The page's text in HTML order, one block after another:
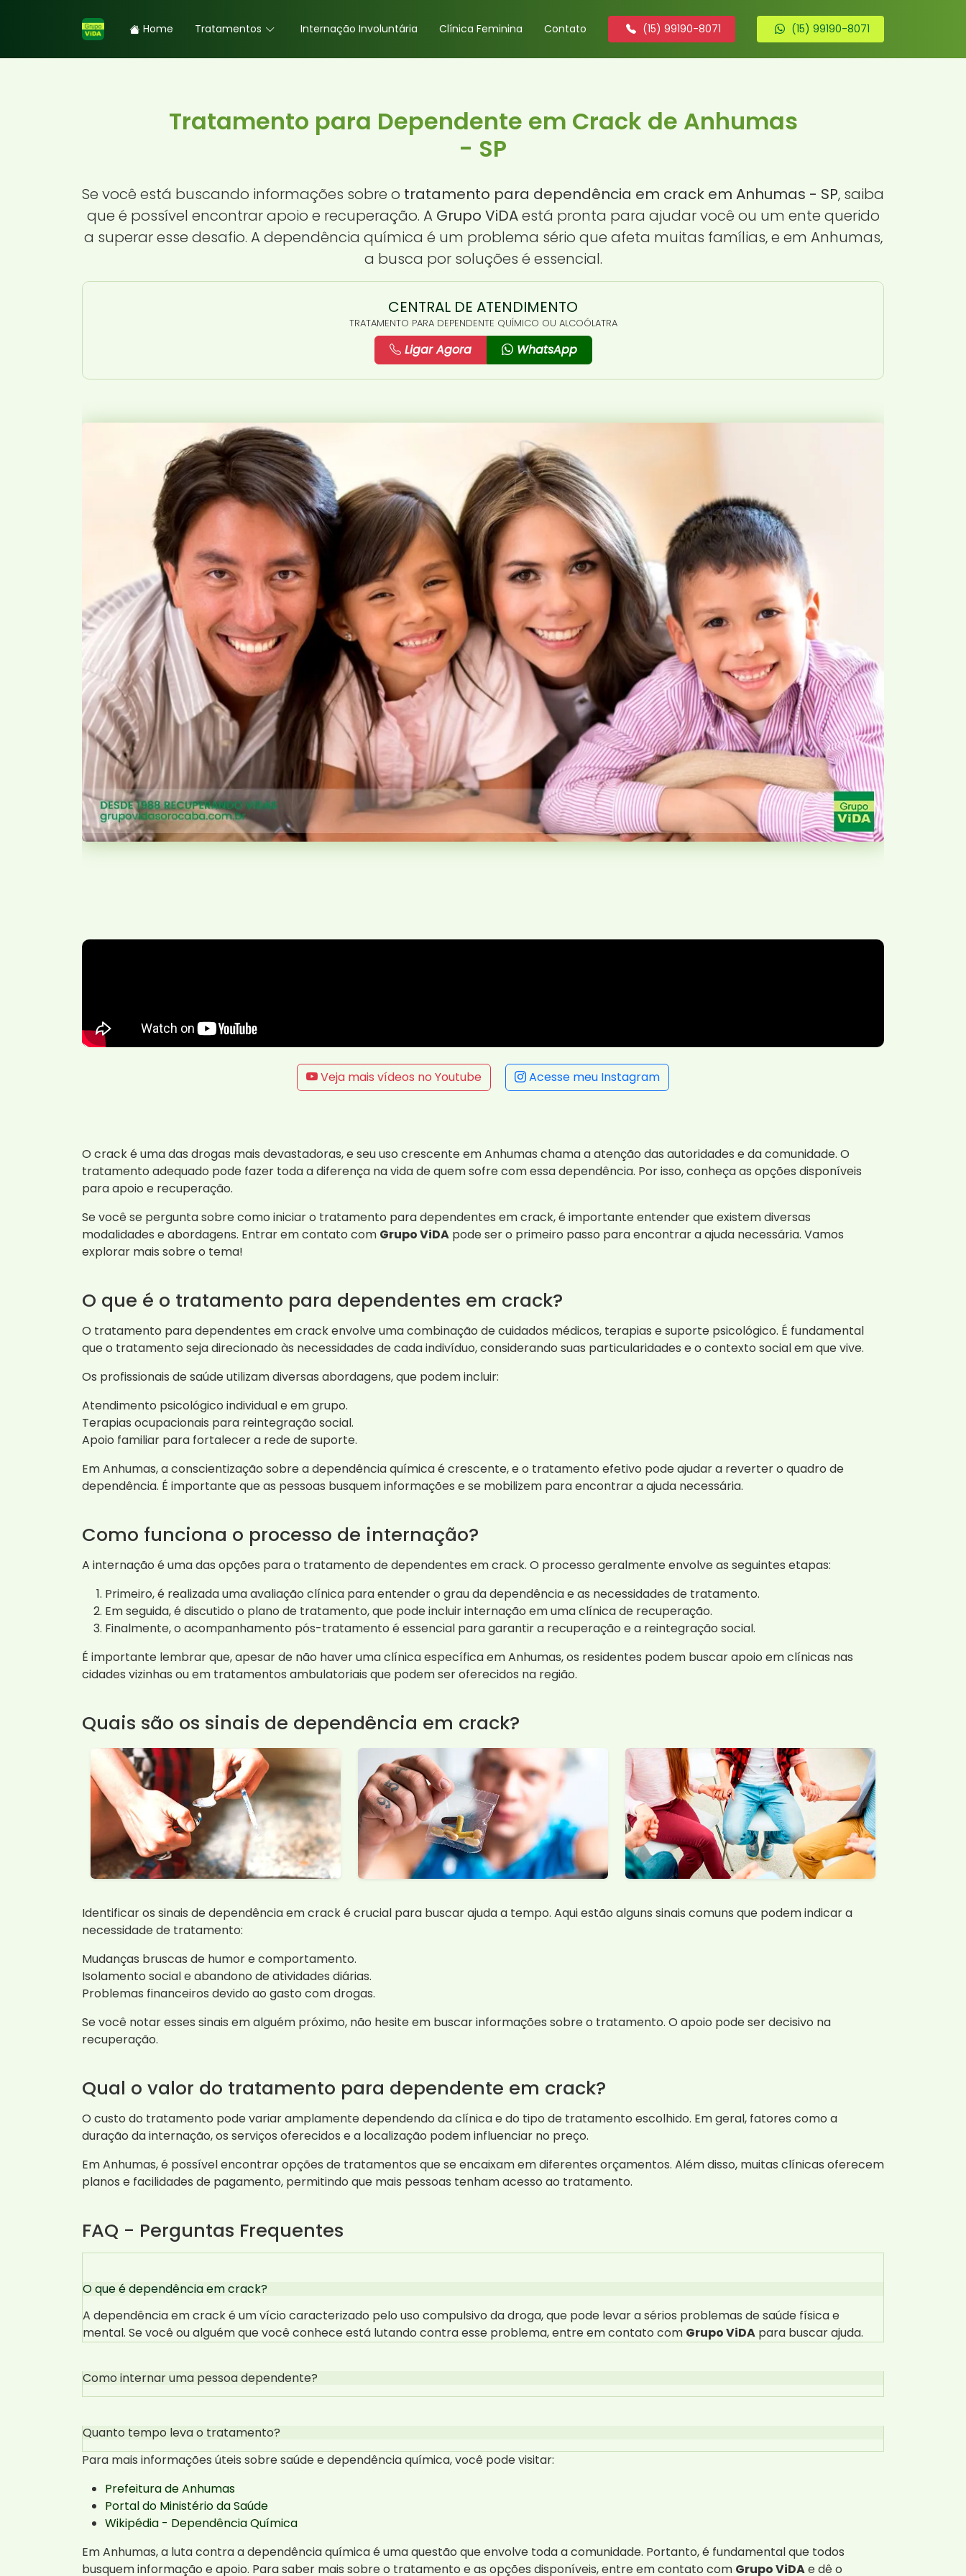
Home Tratamentos Internação Involuntária Clínica Feminina Contato (15) 99190-8071 (15) 99190-8071
Tratamento para Dependente em Crack de Anhumas
- SP
Se você está buscando informações sobre o tratamento para dependência em crack em Anhumas - SP, saiba
que é possível encontrar apoio e recuperação. A Grupo ViDAestá pronta para ajudar você ou um ente querido
a superar esse desafio. A dependência química é um problema sério que afeta muitas famílias, e em Anhumas,
a busca por soluções é essencial.
CENTRAL DE ATENDIMENTO
TRATAMENTO PARA DEPENDENTE QUÍMICO OU ALCOÓLATRA
Ligar Agora WhatsApp
Veja mais vídeos no Youtube Acesse meu Instagram
O crack é uma das drogas mais devastadoras, e seu uso crescente em Anhumas chama a atenção das autoridades e da comunidade. O
tratamento adequado pode fazer toda a diferença na vida de quem sofre com essa dependência. Por isso, conheça as opções disponíveis
para apoio e recuperação.
Se você se pergunta sobre como iniciar o tratamento para dependentes em crack, é importante entender que existem diversas
modalidades e abordagens. Entrar em contato com Grupo ViDA pode ser o primeiro passo para encontrar a ajuda necessária. Vamos
explorar mais sobre o tema!
O que é o tratamento para dependentes em crack?
O tratamento para dependentes em crack envolve uma combinação de cuidados médicos, terapias e suporte psicológico. É fundamental
que o tratamento seja direcionado às necessidades de cada indivíduo, considerando suas particularidades e o contexto social em que vive.
Os profissionais de saúde utilizam diversas abordagens, que podem incluir:
Atendimento psicológico individual e em grupo.
Terapias ocupacionais para reintegração social.
Apoio familiar para fortalecer a rede de suporte.
Em Anhumas, a conscientização sobre a dependência química é crescente, e o tratamento efetivo pode ajudar a reverter o quadro de
dependência. É importante que as pessoas busquem informações e se mobilizem para encontrar a ajuda necessária.
Como funciona o processo de internação?
A internação é uma das opções para o tratamento de dependentes em crack. O processo geralmente envolve as seguintes etapas:
Primeiro, é realizada uma avaliação clínica para entender o grau da dependência e as necessidades de tratamento.
Em seguida, é discutido o plano de tratamento, que pode incluir internação em uma clínica de recuperação.
Finalmente, o acompanhamento pós-tratamento é essencial para garantir a recuperação e a reintegração social.
É importante lembrar que, apesar de não haver uma clínica específica em Anhumas, os residentes podem buscar apoio em clínicas nas
cidades vizinhas ou em tratamentos ambulatoriais que podem ser oferecidos na região.
Quais são os sinais de dependência em crack?
Identificar os sinais de dependência em crack é crucial para buscar ajuda a tempo. Aqui estão alguns sinais comuns que podem indicar a
necessidade de tratamento:
Mudanças bruscas de humor e comportamento.
Isolamento social e abandono de atividades diárias.
Problemas financeiros devido ao gasto com drogas.
Se você notar esses sinais em alguém próximo, não hesite em buscar informações sobre o tratamento. O apoio pode ser decisivo na
recuperação.
Qual o valor do tratamento para dependente em crack?
O custo do tratamento pode variar amplamente dependendo da clínica e do tipo de tratamento escolhido. Em geral, fatores como a
duração da internação, os serviços oferecidos e a localização podem influenciar no preço.
Em Anhumas, é possível encontrar opções de tratamentos que se encaixam em diferentes orçamentos. Além disso, muitas clínicas oferecem
planos e facilidades de pagamento, permitindo que mais pessoas tenham acesso ao tratamento.
FAQ - Perguntas Frequentes
O que é dependência em crack?
A dependência em crack é um vício caracterizado pelo uso compulsivo da droga, que pode levar a sérios problemas de saúde física e
mental. Se você ou alguém que você conhece está lutando contra esse problema, entre em contato com Grupo ViDA para buscar ajuda.
Como internar uma pessoa dependente?
Quanto tempo leva o tratamento?
Para mais informações úteis sobre saúde e dependência química, você pode visitar:
Prefeitura de Anhumas
Portal do Ministério da Saúde
Wikipédia - Dependência Química
Em Anhumas, a luta contra a dependência química é uma questão que envolve toda a comunidade. Portanto, é fundamental que todos
busquem informação e apoio. Para saber mais sobre o tratamento e as opções disponíveis, entre em contato com Grupo ViDAe dê o